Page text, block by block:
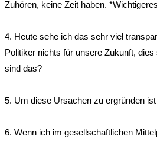
Zuhören, keine Zeit haben.
4. Heute sehe ich das sehr viel
Politiker nichts für unsere Zukunft,
sind das?
5. Um diese Ursachen zu ergründen
6. Wenn ich im gesellschaftlichen